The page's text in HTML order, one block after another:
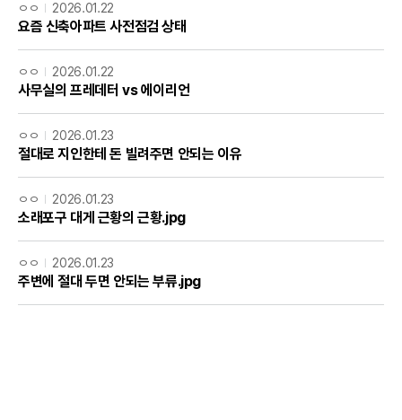
ㅇㅇ 2026.01.22
요즘 신축아파트 사전점검 상태
ㅇㅇ 2026.01.22
사무실의 프레데터 vs 에이리언
ㅇㅇ 2026.01.23
절대로 지인한테 돈 빌려주면 안되는 이유
ㅇㅇ 2026.01.23
소래포구 대게 근황의 근황.jpg
ㅇㅇ 2026.01.23
주변에 절대 두면 안되는 부류.jpg